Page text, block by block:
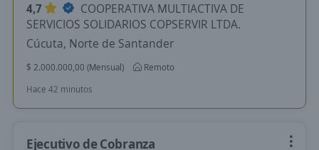
4,7
COOPERATIVA MULTIACTIVA DE
SERVICIOS SOLIDARIOS COPSERVIR LTDA.
Cúcuta, Norte de Santander
$ 2.000.000,00 (Mensual)
Remoto
Hace 42 minutos
Ejecutivo de Cobranza